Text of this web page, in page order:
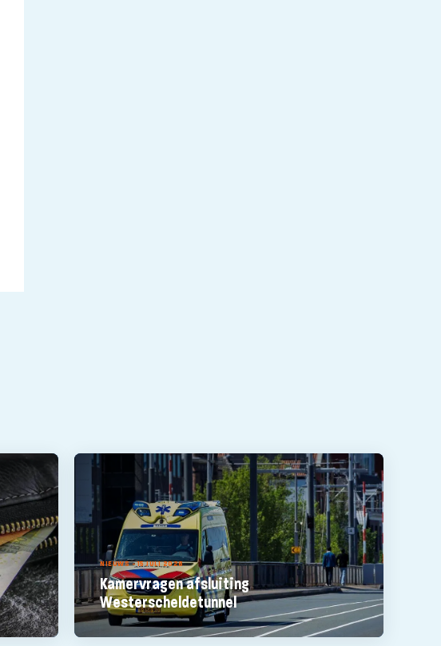
NIEUWS - 15 JULI 2026
Kamervragen afsluiting
Westerscheldetunnel